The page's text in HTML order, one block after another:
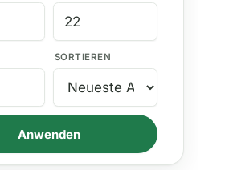
SORTIEREN
Anwenden